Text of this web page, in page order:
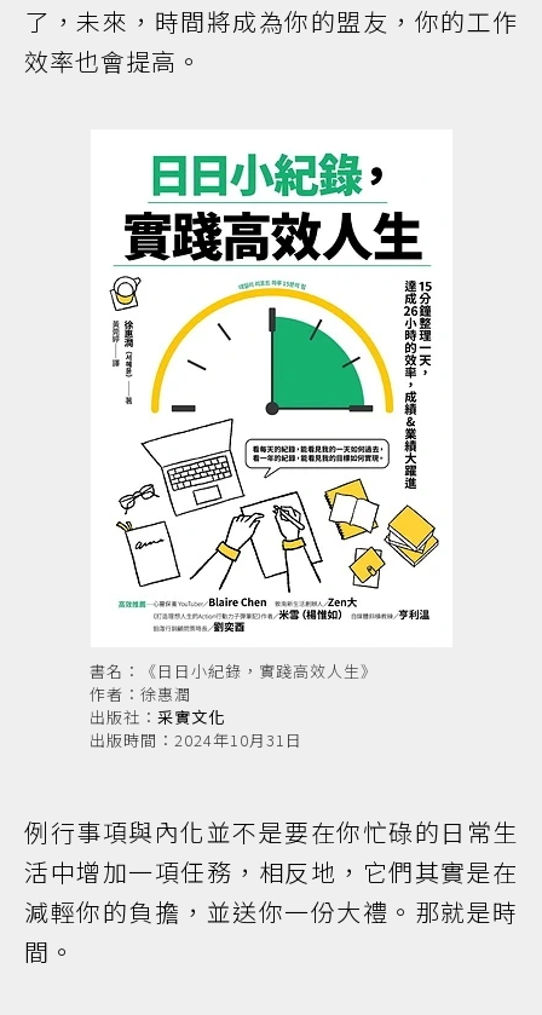
了，未來，時間將成為你的盟友，你的工作
效率也會提高。
書名：《日日小紀錄，實踐高效人生》
作者：徐惠潤
出版社： 采實文化
出版時間：2024年10月31日
例行事項與內化並不是要在你忙碌的日常生
活中增加一項任務，相反地，它們其實是在
減輕你的負擔，並送你一份大禮。那就是時
間。